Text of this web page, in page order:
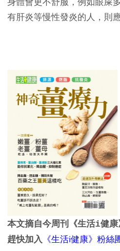
有肝炎等慢性發炎的人，則
本文摘自今周刊《生活i健康
趕快加入 《生活i健康》粉絲